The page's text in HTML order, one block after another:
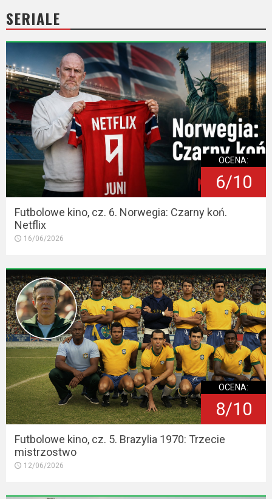
2022
2021
2020
2019
2018
2016
2017
2015
SERIALE
OCENA:
6/10
Futbolowe kino, cz. 6. Norwegia: Czarny koń.
Netflix
16/06/2026
OCENA:
8/10
Futbolowe kino, cz. 5. Brazylia 1970: Trzecie
mistrzostwo
12/06/2026